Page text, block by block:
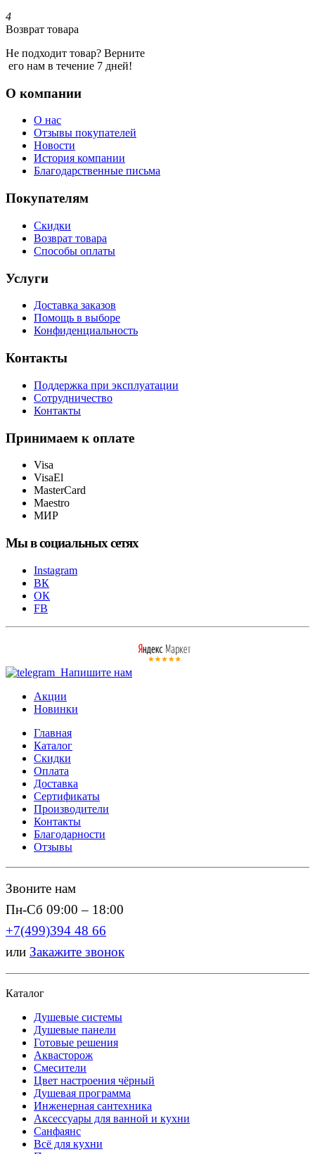
4
Возврат товара
Не подходит товар? Верните
его нам в течение 7 дней!
О компании
О нас
Отзывы покупателей
Новости
История компании
Благодарственные письма
Покупателям
Скидки
Возврат товара
Способы оплаты
Услуги
Доставка заказов
Помощь в выборе
Конфиденциальность
Контакты
Поддержка при эксплуатации
Сотрудничество
Контакты
Принимаем к оплате
Visa
VisaEl
MasterCard
Maestro
МИР
Мы в социальных сетях
Instagram
ВК
ОК
FB
Напишите нам
Акции
Новинки
Главная
Каталог
Скидки
Оплата
Доставка
Сертификаты
Производители
Контакты
Благодарности
Отзывы
Звоните нам
Пн-Сб 09:00 – 18:00
+7(499)394 48 66
или Закажите звонок
Каталог
Душевые системы
Душевые панели
Готовые решения
Аквасторож
Смесители
Цвет настроения чёрный
Душевая программа
Инженерная сантехника
Аксессуары для ванной и кухни
Санфаянс
Всё для кухни